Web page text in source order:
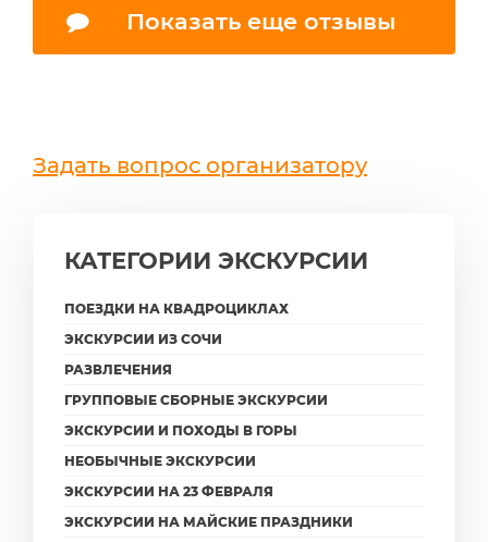
Показать еще отзывы
Задать вопрос организатору
КАТЕГОРИИ ЭКСКУРСИИ
ПОЕЗДКИ НА КВАДРОЦИКЛАХ
ЭКСКУРСИИ ИЗ СОЧИ
РАЗВЛЕЧЕНИЯ
ГРУППОВЫЕ СБОРНЫЕ ЭКСКУРСИИ
ЭКСКУРСИИ И ПОХОДЫ В ГОРЫ
НЕОБЫЧНЫЕ ЭКСКУРСИИ
ЭКСКУРСИИ НА 23 ФЕВРАЛЯ
ЭКСКУРСИИ НА МАЙСКИЕ ПРАЗДНИКИ